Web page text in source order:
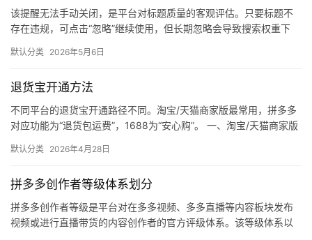
体
社
该提醒无法手动关闭，是平台对标题质量的客观评估。只要标题不
存在违规，可点击“忽略”继续使用，但长期忽略会导致搜索权重下
默认分类 2026年5月6日
退货宝开通方法
不同平台的退货宝开通路径不同。淘宝/天猫商家版最常用，拼多多
对应功能为“退货包运费”，1688为“安心购”。 一、淘宝/天猫商家版
默认分类 2026年4月28日
拼多多创作者等级体系划分
拼多多创作者等级是平台对在多多视频、多多直播等内容板块发布
视频或进行直播带货的内容创作者的官方评级体系。该等级体系以